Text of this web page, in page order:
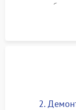
жалоб на
2.